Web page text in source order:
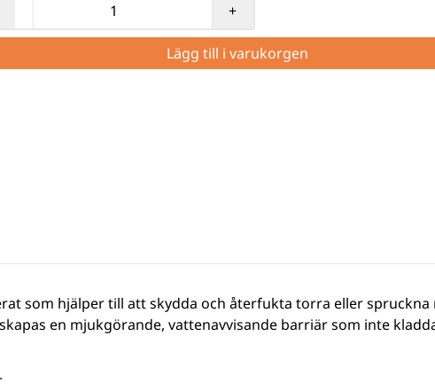
+
Lägg till i varukorgen
som hjälper till att skydda och återfukta torra eller
en mjukgörande, vattenavvisande barriär som inte